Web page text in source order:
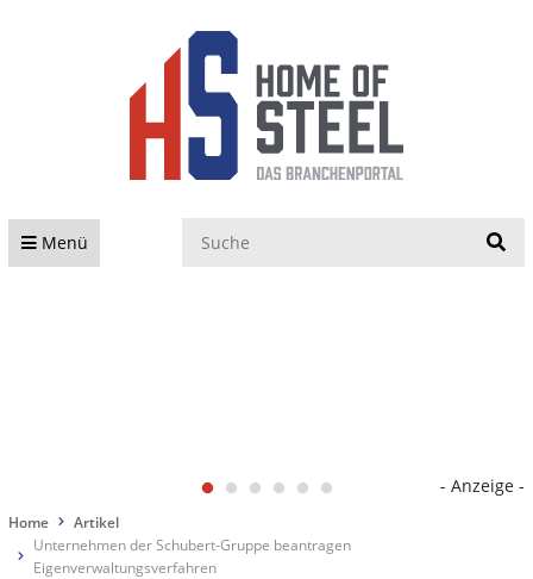
Menü
- Anzeige -
Home
Artikel
Unternehmen der Schubert-Gruppe beantragen
Eigenverwaltungsverfahren